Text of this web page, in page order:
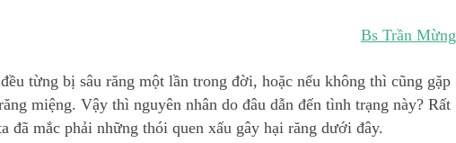
Bs Trần Mừng
từng bị sâu răng một lần trong đời, hoặc nếu không thì cũng gặp
miệng. Vậy thì nguyên nhân do đâu dẫn đến tình trạng này? Rất
đã mắc phải những thói quen xấu gây hại răng dưới đây.